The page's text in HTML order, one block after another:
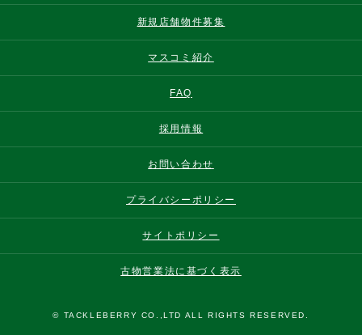
新規店舗物件募集
マスコミ紹介
FAQ
採用情報
お問い合わせ
プライバシーポリシー
サイトポリシー
古物営業法に基づく表示
© TACKLEBERRY CO.,LTD ALL RIGHTS RESERVED.